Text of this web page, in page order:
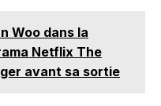
Woo dans la
Netflix The
avant sa sortie